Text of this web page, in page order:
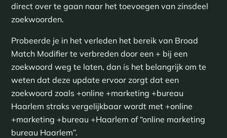
direct over te gaan naar het toevoegen van zinsdeel
zoekwoorden.
Probeerde je in het verleden het bereik van Broad
Match Modifier te verbreden door een + bij een
zoekwoord weg te laten, dan is het belangrijk om te
weten dat deze update ervoor zorgt dat een
zoekwoord zoals +online +marketing +bureau
Haarlem straks vergelijkbaar wordt met +online
+marketing +bureau +Haarlem of “online marketing
bureau Haarlem”.